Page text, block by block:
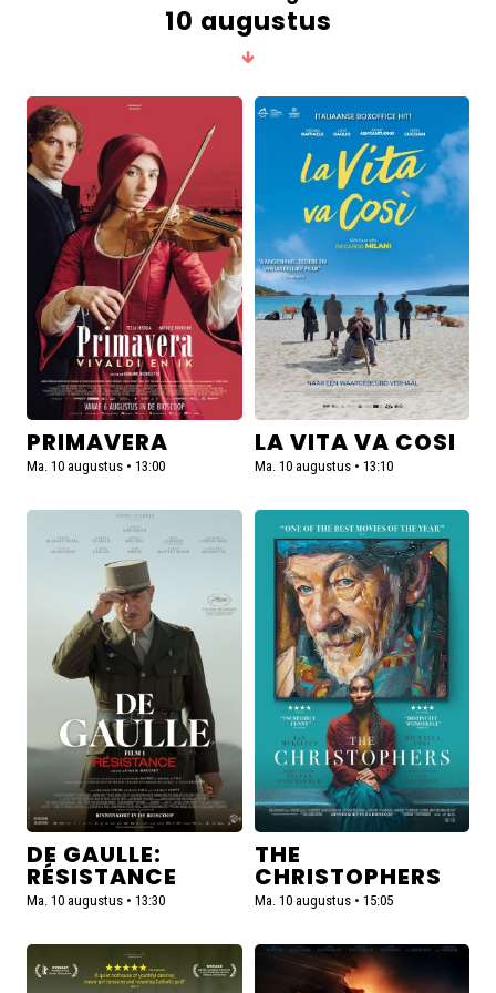
10 augustus
Lees
meer
over
Primavera
PRIMAVERA
Ma. 10 augustus • 13:00
Lees
Vita
va
Cosi
LA VITA VA COSI
Ma. 10 augustus • 13:10
meer
Gaulle:
Résistance
DE GAULLE:
RÉSISTANCE
Ma. 10 augustus • 13:30
Lees
meer
over
The
Christophers
THE
CHRISTOPHERS
Ma. 10 augustus • 15:05
Lees
meer
Lees